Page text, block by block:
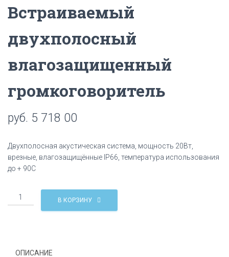
Встраиваемый
двухполосный
влагозащищенный
громкоговоритель
руб. 5 718 00
Двухполосная акустическая система, мощность 20Вт,
врезные, влагозащищённые IP66, температура использования
до + 90C
Количество
WT58W
влагозащищенный
В КОРЗИНУ
ОПИСАНИЕ